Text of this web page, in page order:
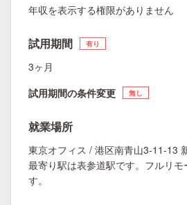
年収を表示する権限がありません
試用期間 有り
3ヶ月
試用期間の条件変更
無し
就業場所
東京オフィス / 港区南青山3-11-13
最寄り駅は表参道駅です。フルリ
す。